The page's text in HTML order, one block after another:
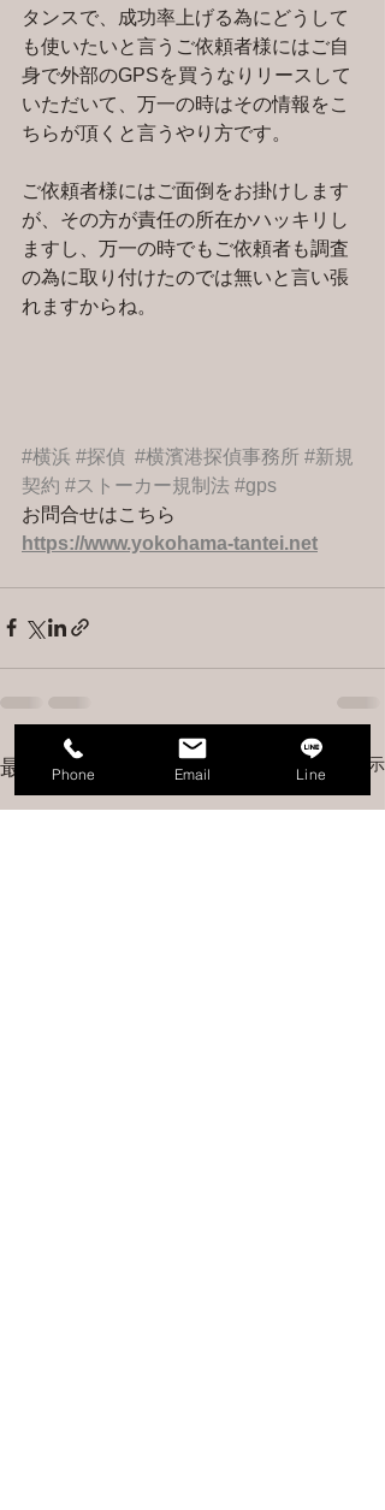
タンスで、成功率上げる為にどうして
も使いたいと言うご依頼者様にはご自
身で外部のGPSを買うなりリースして
いただいて、万一の時はその情報をこ
ちらが頂くと言うやり方です。
ご依頼者様にはご面倒をお掛けします
が、その方が責任の所在かハッキリし
ますし、万一の時でもご依頼者も調査
の為に取り付けたのでは無いと言い張
れますからね。
#横浜 #探偵 #横濱港探偵事務所 #新規
契約 #ストーカー規制法 #gps
お問合せはこちら
https://www.yokohama-tantei.net
最新記事 すべて表示
Phone Email Line